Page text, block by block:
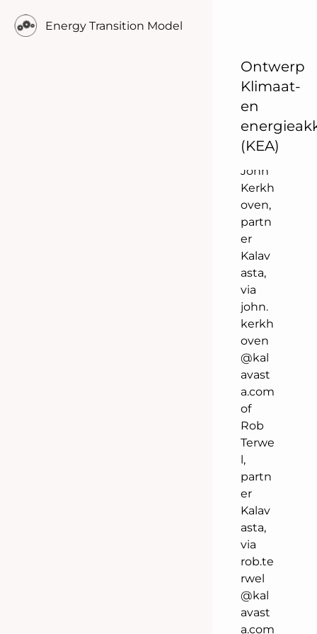
Energy Transition Model
Ontwerp
Klimaat-
en
(KEA)
vrage
n
kunt
u
terec
ht bij
John
Kerkh
oven,
partn
er
Kalav
asta,
via
john.
kerkh
oven
@kal
avast
a.com
of
Rob
Terwe
l,
partn
er
Kalav
asta,
via
rob.te
rwel
@kal
avast
a.com